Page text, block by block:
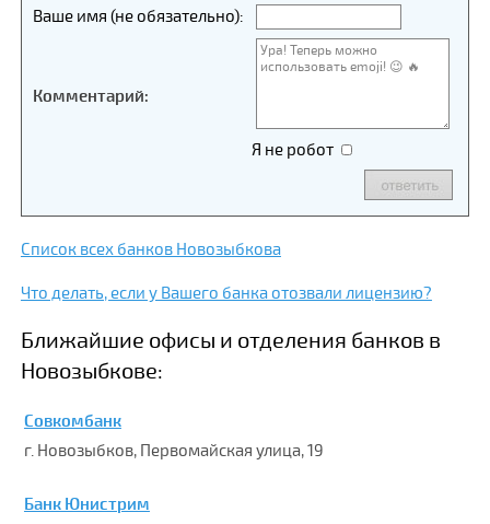
Ваше имя (не обязательно):
Комментарий:
Я не робот
Список всех банков Новозыбкова
Что делать, если у Вашего банка отозвали лицензию?
Ближайшие офисы и отделения банков в
Новозыбкове:
Совкомбанк
г. Новозыбков, Первомайская улица, 19
Банк Юнистрим